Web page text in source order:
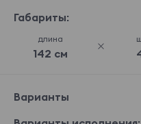
Габариты:
длина
142 см
Варианты